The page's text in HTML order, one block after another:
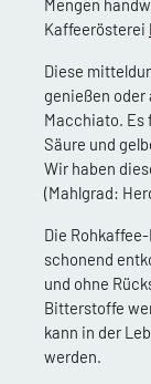
Kaffeerösterei
Diese
genießen oder
Macchiato. Es
Säure und
Wir haben
(Mahlgrad:
Die
schonend
und ohne
Bitterstoffe
kann in der
werden.